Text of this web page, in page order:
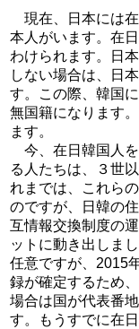
現在、日本には在
本人がいます。在
わけられます。日
しない場合は、日
す。この際、韓国
無国籍になります
ます。
今、在日韓国人
る人たちは、３世
れまでは、これら
のですが、日韓の
互情報交換制度の
ットに動き出しま
任意ですが、2015
録が確定するため
場合は国が代表番
す。もうすでに在